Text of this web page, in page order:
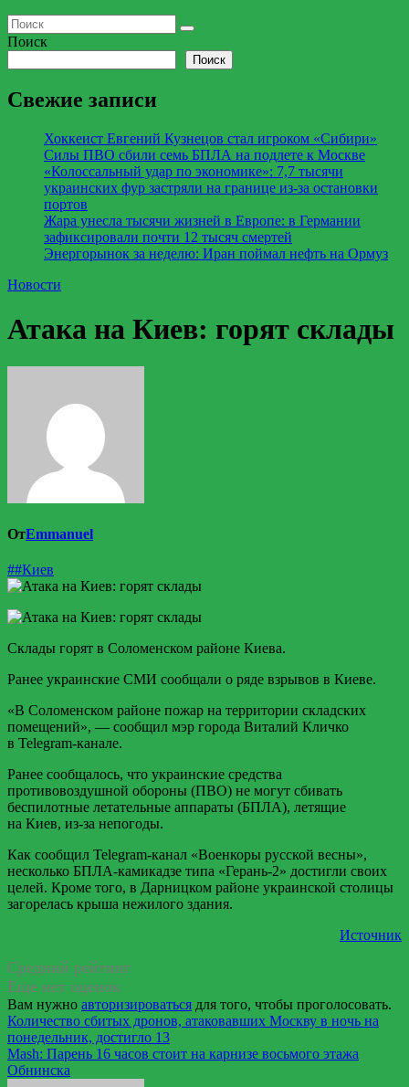
Поиск
Поиск
Свежие записи
Хоккеист Евгений Кузнецов стал игроком «Сибири»
Силы ПВО сбили семь БПЛА на подлете к Москве
«Колоссальный удар по экономике»: 7,7 тысячи
украинских фур застряли на границе из-за остановки
портов
Жара унесла тысячи жизней в Европе: в Германии
зафиксировали почти 12 тысяч смертей
Энергорынок за неделю: Иран поймал нефть на Ормуз
Новости
Атака на Киев: горят склады
ОтEmmanuel
##Киев
Склады горят в Соломенском районе Киева.
Ранее украинские СМИ сообщали о ряде взрывов в Киеве.
«В Соломенском районе пожар на территории складских
помещений», — сообщил мэр города Виталий Кличко
в Telegram-канале.
Ранее сообщалось, что украинские средства
противовоздушной обороны (ПВО) не могут сбивать
беспилотные летательные аппараты (БПЛА), летящие
на Киев, из-за непогоды.
Как сообщил Telegram-канал «Военкоры русской весны»,
несколько БПЛА-камикадзе типа «Герань-2» достигли своих
целей. Кроме того, в Дарницком районе украинской столицы
загорелась крыша нежилого здания.
Источник
Средний рейтинг
Еще нет оценок
Вам нужно авторизироваться для того, чтобы проголосовать.
Навигация
по
записям
Количество сбитых дронов, атаковавших Москву в ночь на
понедельник, достигло 13
Mash: Парень 16 часов стоит на карнизе восьмого этажа
Обнинска